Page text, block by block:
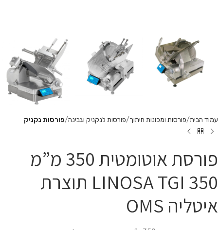
עמוד הבית פורסות ומכונות חיתוך פורסות לנקניק וגבינה פורסות נקניק
פורסת אוטומטית 350 מ”מ
LINOSA TGI 350 תוצרת
איטליה OMS